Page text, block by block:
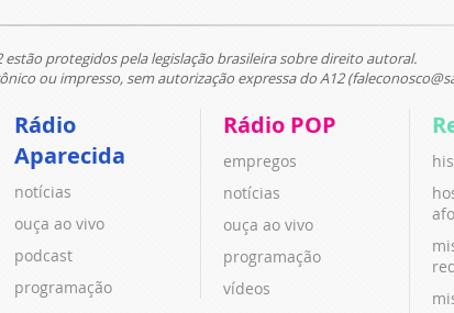
protegidos pela legislação brasileira sobre direito autoral.
ou impresso, sem autorização expressa do A12
Rádio
Aparecida
notícias
ouça ao vivo
podcast
programação
Rádio POP
empregos
notícias
ouça ao vivo
programação
vídeos